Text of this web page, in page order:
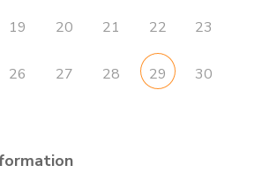
19 20 21 22 23
26 27 28 29 30